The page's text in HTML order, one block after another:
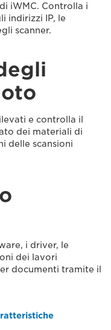
iWMC. Controlla i
indirizzi IP, le
scanner.
e controlla il
dei materiali di
delle scansioni
i driver, le
dei lavori
documenti tramite il